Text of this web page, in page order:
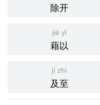
除开
jiè yǐ
藉以
jí zhì
及至